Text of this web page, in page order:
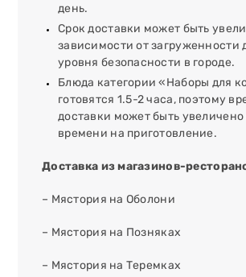
день.
Срок доставки может быть
зависимости от загруженности
уровня безопасности в городе.
Блюда категории «Наборы для
готовятся 1.5-2 часа, поэтому
доставки может быть увеличено
времени на приготовление.
Доставка из магазинов-
– Мястория на Оболони
– Мястория на Позняках
– Мястория на Теремках